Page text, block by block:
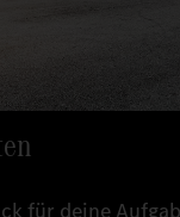
für deine